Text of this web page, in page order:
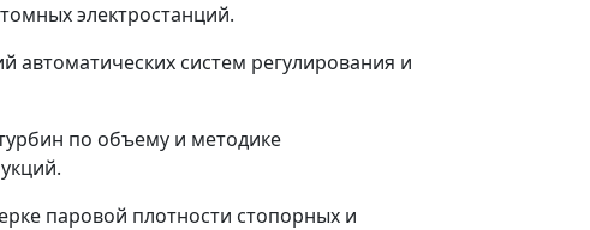
электростанций.
систем регулирования и
по объему и методике
паровой плотности стопорных и